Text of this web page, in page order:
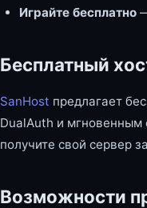
Играйте бесплатно
Бесплатный
SanHost предлагает
DualAuth и мгновенным
получите свой сервер
Возможности